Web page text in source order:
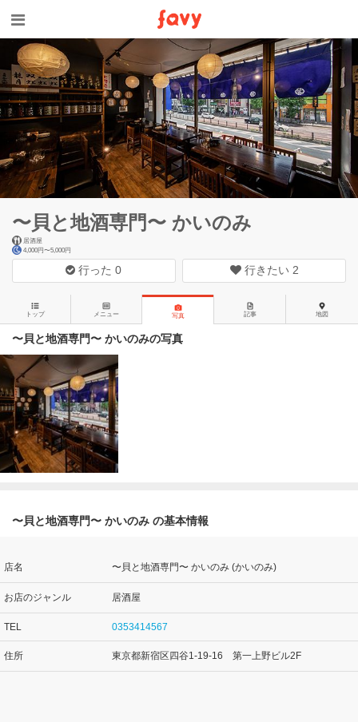
〜貝と地酒専門〜 かいのみ
居酒屋
4,000円〜5,000円
行った0 行きたい 2
トップ メニュー 写真 記事 地図
〜貝と地酒専門〜 かいのみの写真
〜貝と地酒専門〜 かいのみ の基本情報
店名 〜貝と地酒専門〜 かいのみ (かいのみ)
お店のジャンル 居酒屋
TEL 0353414567
住所 東京都新宿区四谷1-19-16 第一上野ビル2F